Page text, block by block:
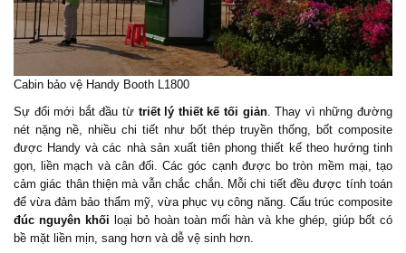
Cabin bảo vệ Handy Booth L1800
Sự đổi mới bắt đầu từ triết lý thiết kế tối giản. Thay vì những đường
nét nặng nề, nhiều chi tiết như bốt thép truyền thống, bốt composite
được Handy và các nhà sản xuất tiên phong thiết kế theo hướng tinh
gọn, liền mạch và cân đối. Các góc cạnh được bo tròn mềm mại, tạo
cảm giác thân thiện mà vẫn chắc chắn. Mỗi chi tiết đều được tính toán
để vừa đảm bảo thẩm mỹ, vừa phục vụ công năng. Cấu trúc composite
đúc nguyên khối loại bỏ hoàn toàn mối hàn và khe ghép, giúp bốt có
bề mặt liền mịn, sang hơn và dễ vệ sinh hơn.